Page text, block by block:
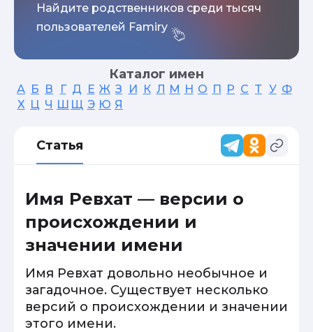
Найдите родственников среди тысяч
пользователей Famiry
Каталог имен
А Б В Г Д Е Ж З И К Л М Н О П Р С Т У Ф
Х Ц Ч Ш Щ Э Ю Я
Статья
Имя Ревхат — версии о
происхождении и
значении имени
Имя Ревхат довольно необычное и
загадочное. Существует несколько
версий о происхождении и значении
этого имени.